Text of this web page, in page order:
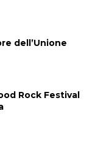
dell’Unione
Rock Festival